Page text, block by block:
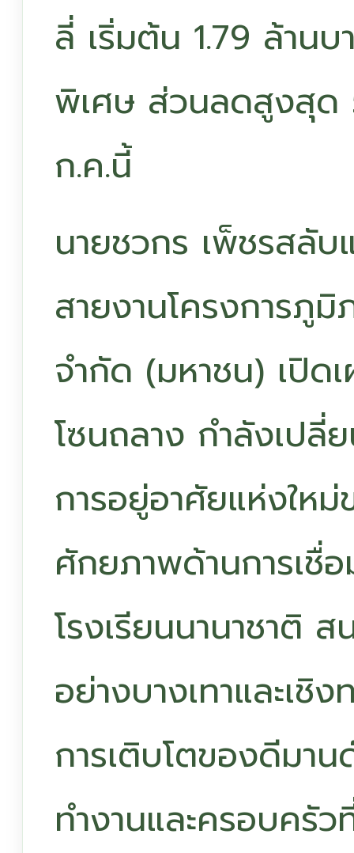
ลี่ เริ่มต้น 1.79 ล้าน
พิเศษ ส่วนลดสูงสุด
ก.ค.นี้
นายชวกร เพ็ชรสลั
สายงานโครงการภู
จำกัด (มหาชน) เปิด
โซนถลาง กำลังเปลี่
การอยู่อาศัยแห่งให
ศักยภาพด้านการเชื่
โรงเรียนนานาชาติ
อย่างบางเทาและเชิ
การเติบโตของดีมา
ทำงานและครอบครัว